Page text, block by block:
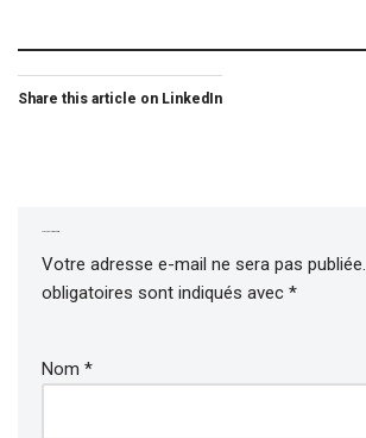
Share this article on LinkedIn
Votre adresse e-mail ne sera pas publiée.
obligatoires sont indiqués avec *
Nom *